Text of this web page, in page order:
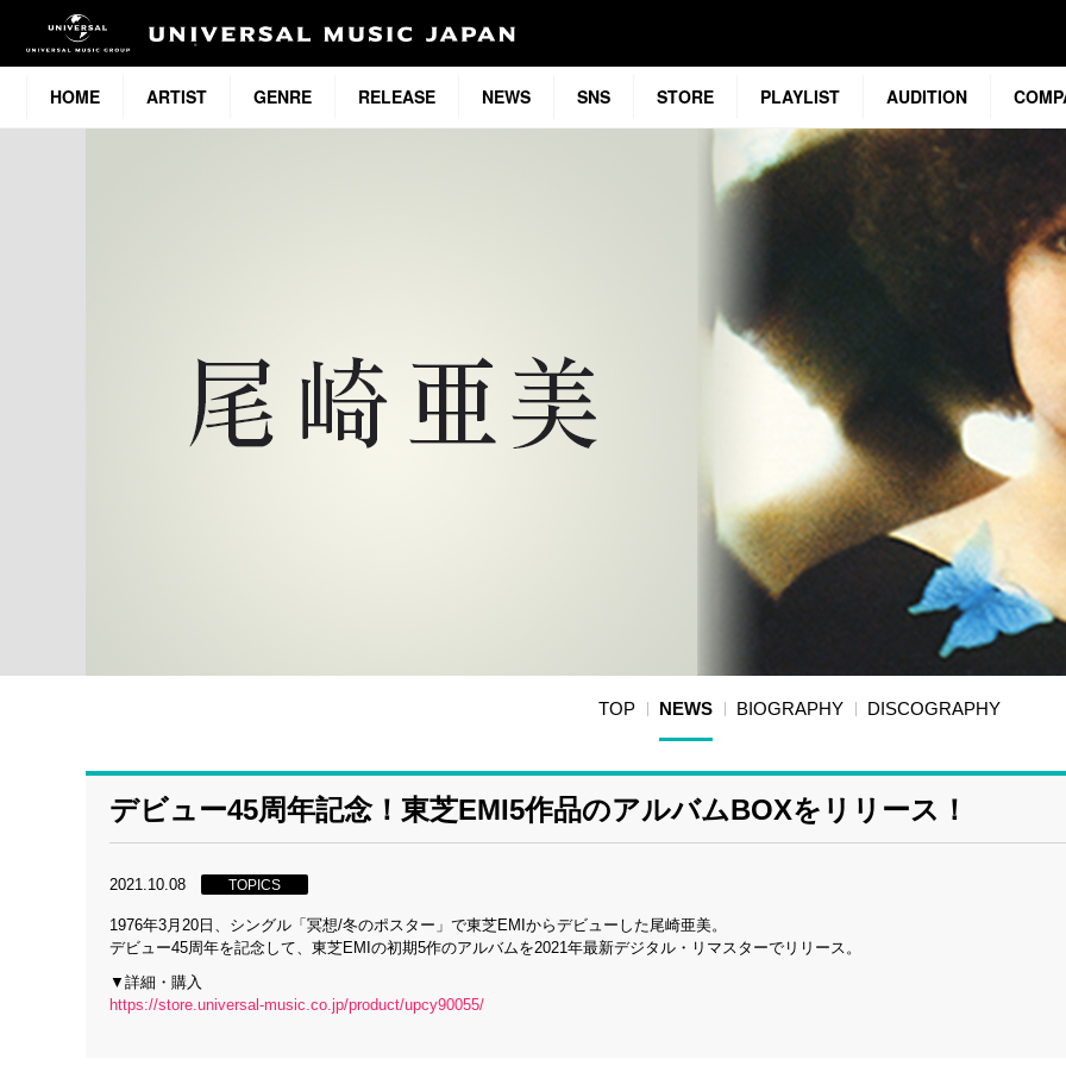
HOME ARTIST GENRE RELEASE NEWS SNS STORE PLAYLIST AUDITION
TOP NEWS BIOGRAPHY DISCOGRAPHY
デビュー45周年記念！東芝EMI5作品のアルバムBOXをリリース！
2021.10.08 TOPICS
1976年3月20日、シングル「冥想/冬のポスター」で東芝EMIからデビューした尾崎亜美。
デビュー45周年を記念して、東芝EMIの初期5作のアルバムを2021年最新デジタル・リマスターでリリース。
▼詳細・購入
https://store.universal-music.co.jp/product/upcy90055/